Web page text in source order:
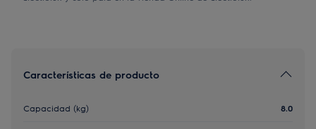
Características de producto
Capacidad (kg) 8.0